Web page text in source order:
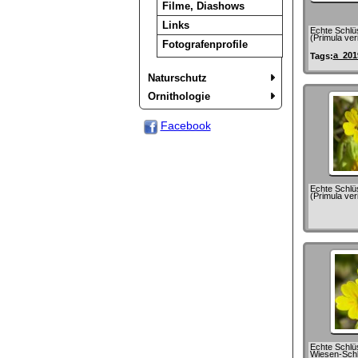
Filme, Diashows
Links
Fotografenprofile
Naturschutz
Ornithologie
Facebook
Echte
(Primula
Tags:
Echte
(Primula
Echte
Wiesen-